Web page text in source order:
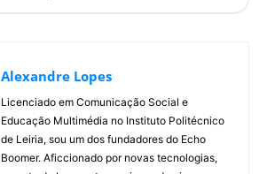
Alexandre Lopes
Licenciado em Comunicação Social e
Educação Multimédia no Instituto Politécnico
de Leiria, sou um dos fundadores do Echo
Boomer. Aficcionado por novas tecnologias,